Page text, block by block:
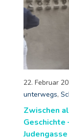
22. Februar
unterwegs,
Zwischen
Geschichte
Judengasse